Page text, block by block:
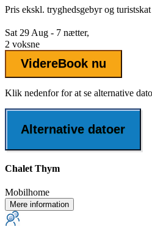
Pris ekskl. tryghedsgebyrog turistskat
Sat 29 Aug - 7 nætter,
2 voksne
VidereBook nu
Klik nedenfor for at se alternative
Alternative datoer
Chalet Thym
Mobilhome
Mere information